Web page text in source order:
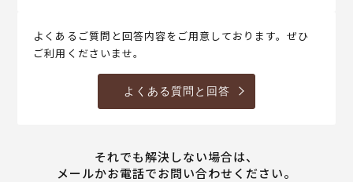
よくあるご質問と回答内容をご用意しております。ぜひ
ご利用くださいませ。
よくある質問と回答
それでも解決しない場合は、
メールかお電話でお問い合わせください。